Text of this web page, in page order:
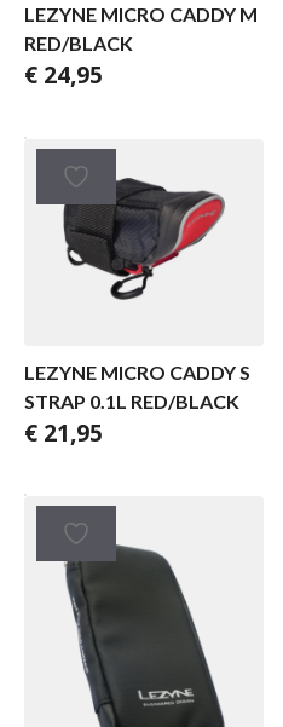
LEZYNE MICRO CADDY M
RED/BLACK
€ 24,95
LEZYNE MICRO CADDY S
STRAP 0.1L RED/BLACK
€ 21,95